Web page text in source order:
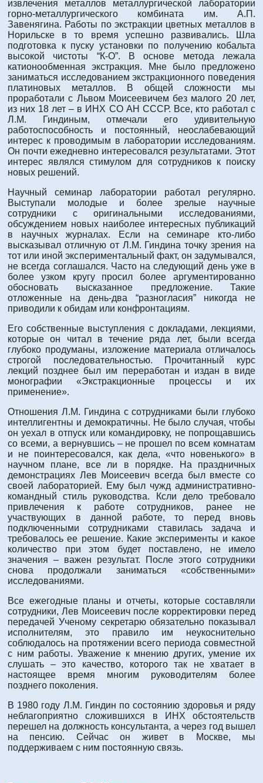
извлечения металлов металлургической лаборатории
горно-металлургического комбината им. А.П.
Завенягина. Работы по экстракции цветных металлов в
Норильске в то время успешно развивались. Шла
подготовка к пуску установки по получению кобальта
высокой чистоты “К-О”. В основе метода лежала
катионообменная экстракция. Мне было предложено
заниматься исследованием экстракционного поведения
платиновых металлов. В общей сложности мы
проработали с Львом Моисеевичем без малого 20 лет,
из них 18 лет – в ИНХ СО АН СССР. Все, кто работал с
Л.М. Гиндиным, отмечали его удивительную
работоспособность и постоянный, неослабевающий
интерес к проводимым в лаборатории исследованиям.
Он почти ежедневно интересовался результатами. Этот
интерес являлся стимулом для сотрудников к поиску
новых решений.
Научный семинар лаборатории работал регулярно.
Выступали молодые и более зрелые научные
сотрудники с оригинальными исследованиями,
обсуждением новых наиболее интересных публикаций
в научных журналах. Если на семинаре кто-либо
высказывал отличную от Л.М. Гиндина точку зрения на
тот или иной экспериментальный факт, он задумывался,
не всегда соглашался. Часто на следующий день уже в
более узком кругу просил более аргументированно
обосновать высказанное предложение. Такие
отложенные на день-два “разногласия” никогда не
приводили к обидам или конфронтациям.
Его собственные выступления с докладами, лекциями,
которые он читал в течение ряда лет, были всегда
глубоко продуманы, изложение материала отличалось
строгой последовательностью. Прочитанный курс
лекций позднее был им переработан и издан в виде
монографии «Экстракционные процессы и их
применение».
Отношения Л.М. Гиндина с сотрудниками были глубоко
интеллигентны и демократичны. Не было случая, чтобы
он уехал в отпуск или командировку, не попрощавшись
со всеми, а вернувшись – не прошел по всем комнатам
и не поинтересовался, как дела, «что новенького» в
научном плане, все ли в порядке. На праздничных
демонстрациях Лев Моисеевич всегда был вместе со
своей лабораторией. Ему был чужд административно-
командный стиль руководства. Ксли дело требовало
привлечения к работе сотрудников, ранее не
участвующих в данной работе, то перед вновь
подключенными сотрудниками ставилась задача и
требовалось ее решение. Какие эксперименты и какое
количество при этом будет поставлено, не имело
значения – важен результат. После этого сотрудники
снова продолжали заниматься «собственными»
исследованиями.
Все ежегодные планы и отчеты, которые составляли
сотрудники, Лев Моисеевич после корректировки перед
передачей Ученому секретарю обязательно показывал
исполнителям, это правило им неукоснительно
соблюдалось на протяжении всего периода совместной
с ним работы. Уважение к мнению других, умение их
слушать – это качество, которого так не хватает в
настоящее время многим руководителям более
позднего поколения.
В 1980 году Л.М. Гиндин по состоянию здоровья и ряду
неблагоприятно сложившихся в ИНХ обстоятельств
перешел на должность консультанта, а через год вышел
на пенсию. Сейчас он живет в Москве, мы
поддерживаем с ним постоянную связь.